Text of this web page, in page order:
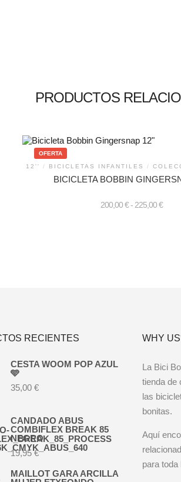
PRODUCTOS
OFERTA
12''
/ BICICLETAS INFANTILES /
BICICLETA BOBBIN
200,00€ - 225,00€Rango
en
de
RECIENTES
CESTA WOOM POP AZUL
🩵
35,00 €
CANDADO ABUS
COMBIFLEX BREAK 85
NEGRO
19,95€
MAILLOT GARA ARCILLA
WHY
La Bici
tienda de
las
bonitas.
Aquí
para toda